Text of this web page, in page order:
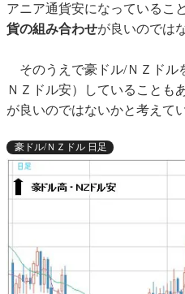
アニア通貨安になっているこ
貨の組み合わせが良いのでは
そのうえで豪ドル/ＮＺドル
ＮＺドル安）していることも
が良いのではないかと考えて
豪ドル/ＮＺドル 日足